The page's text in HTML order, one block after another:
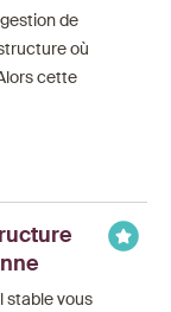
de
où
cette
stable vous